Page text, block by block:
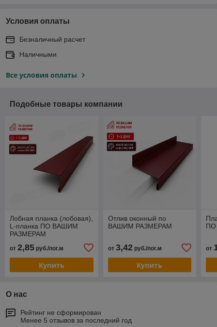
Условия оплаты
Безналичный расчет
Наличными
Все условия оплаты
Подобные товары компании
Лобная планка (лобовая),
L-планка ПО ВАШИМ
РАЗМЕРАМ
от 2,85 руб./пог.м
Купить
Отлив оконный по
ВАШИМ РАЗМЕРАМ
от 3,42руб./пог.м
Купить
от
О нас
Рейтинг не сформирован
Менее 5 отзывов за последний год